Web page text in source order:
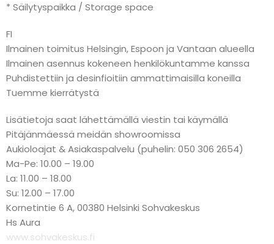
* Säilytyspaikka / Storage space
FI
Ilmainen toimitus Helsingin, Espoon ja Vantaan alueella
Ilmainen asennus kokeneen henkilökuntamme kanssa
Puhdistettiin ja desinfioitiin ammattimaisilla koneilla
Tuemme kierrätystä
Lisätietoja saat lähettämällä viestin tai käymällä
Pitäjänmäessä meidän showroomissa
Aukioloajat & Asiakaspalvelu (puhelin: 050 306 2654)
Ma-Pe: 10.00 – 19.00
La: 11.00 – 18.00
Su: 12.00 – 17.00
Kornetintie 6 A, 00380 Helsinki Sohvakeskus
Hs Aura
www.sohvakeskus.fi